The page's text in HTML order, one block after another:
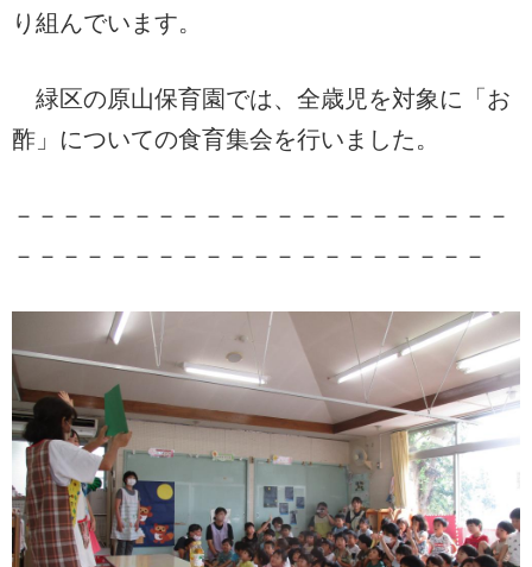
り組んでいます。
緑区の原山保育園では、全歳児を対象に「お
酢」についての食育集会を行いました。
－－－－－－－－－－－－－－－－－－－－－
－－－－－－－－－－－－－－－－－－－－